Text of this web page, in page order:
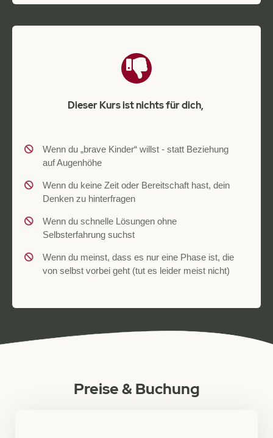
Dieser Kurs ist nichts für dich,
Wenn du „brave Kinder“ willst - statt Beziehung
auf Augenhöhe
Wenn du keine Zeit oder Bereitschaft hast, dein
Denken zu hinterfragen
Wenn du schnelle Lösungen ohne
Selbsterfahrung suchst
Wenn du meinst, dass es nur eine Phase ist, die
von selbst vorbei geht (tut es leider meist nicht)
Preise & Buchung